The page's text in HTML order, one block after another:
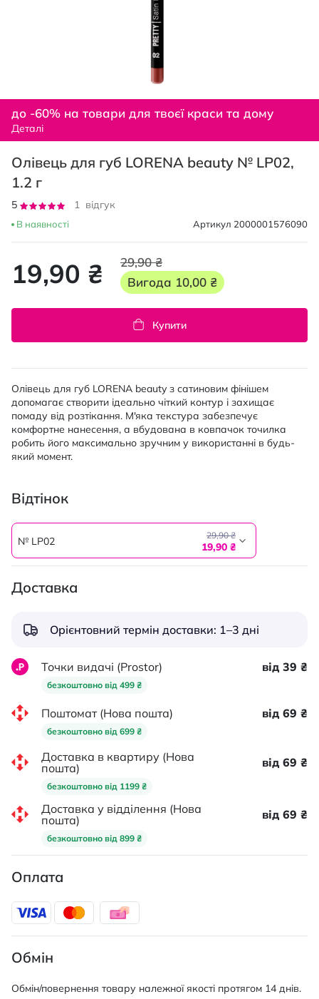
початку
галереї
до -60% на товари для твоєї краси та дому
Деталі
Олівець для губ LORENA beauty № LP02,
1.2 г
Рейтинг:
5
1 відгук
В наявності Артикул 2000001576090
19,90 ₴
29,90 ₴
Вигода 10,00 ₴
Купити
Олівець для губ LORENA beauty з сатиновим фінішем
допомагає створити ідеально чіткий контур і захищає
помаду від розтікання. М'яка текстура забезпечує
комфортне нанесення, а вбудована в ковпачок точилка
робить його максимально зручним у використанні в будь-
який момент.
Відтінок
№ LP02 29,90 ₴
19,90 ₴
Доставка
Орієнтовний термін доставки: 1–3 дні
Точки видачі (Prostor)
безкоштовно від 499 ₴
від 39 ₴
Поштомат (Нова пошта)
безкоштовно від 699 ₴
від 69 ₴
Доставка в квартиру (Нова
пошта)
безкоштовно від 1199 ₴
від 69 ₴
Доставка у відділення (Нова
пошта)
безкоштовно від 899 ₴
від 69 ₴
Оплата
Обмін
Обмін/повернення товару належної якості протягом 14 днів.